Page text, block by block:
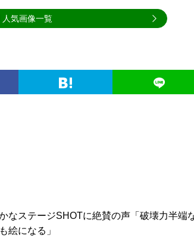
なステージSHOTに絶賛の声「破壊力半端
絵になる」
人気画像一覧